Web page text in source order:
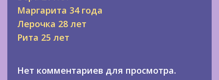
Маргарита 34 года
Лерочка 28 лет
Рита 25 лет
Нет комментариев для просмотра.